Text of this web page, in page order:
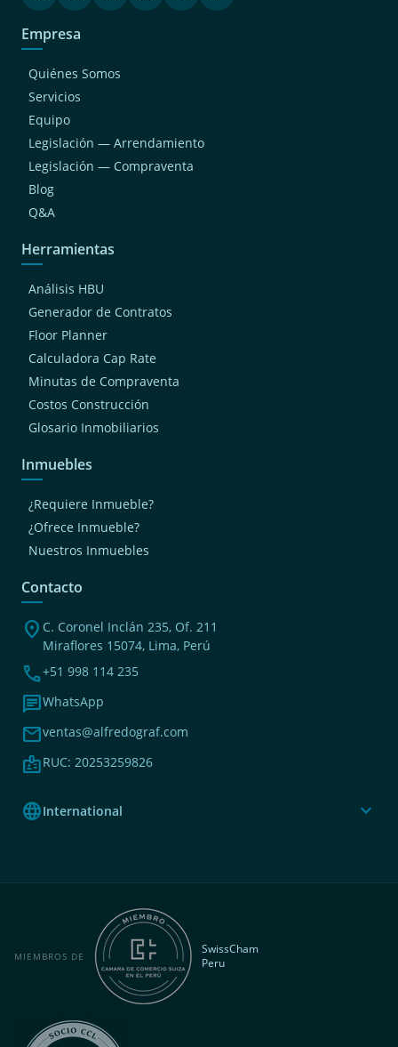
Empresa
Quiénes Somos
Servicios
Equipo
Legislación — Arrendamiento
Legislación — Compraventa
Blog
Q&A
Herramientas
Análisis HBU
Generador de Contratos
Floor Planner
Calculadora Cap Rate
Minutas de Compraventa
Costos Construcción
Glosario Inmobiliarios
Inmuebles
¿Requiere Inmueble?
¿Ofrece Inmueble?
Nuestros Inmuebles
Contacto
location_on C. Coronel Inclán 235, Of. 211
Miraflores 15074, Lima, Perú
phone+51 998 114 235
chatWhatsApp
mailventas@alfredograf.com
badgeRUC: 20253259826
languageInternational expand_more
MIEMBROS DE
SwissCham
Peru